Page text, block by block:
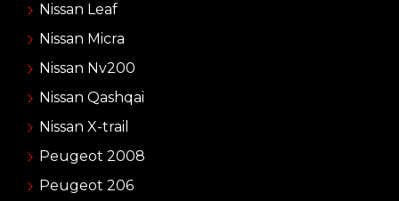
Nissan Leaf
Nissan Micra
Nissan Nv200
Nissan Qashqai
Nissan X-trail
Peugeot 2008
Peugeot 206